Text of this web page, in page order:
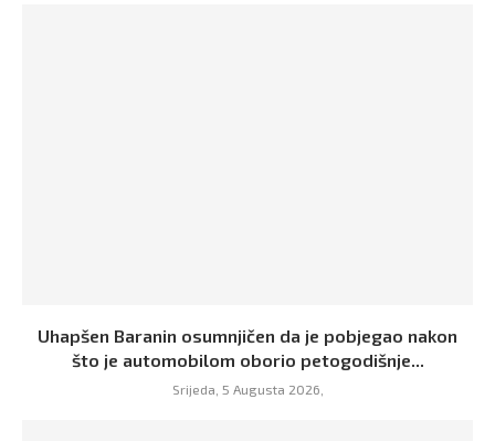
Uhapšen Baranin osumnjičen da je pobjegao nakon
što je automobilom oborio petogodišnje...
Srijeda, 5 Augusta 2026,